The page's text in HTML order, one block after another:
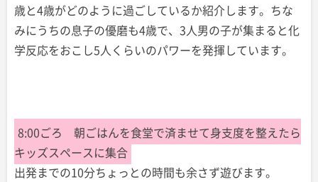
歳と4歳がどのように過ごしているか紹介します。ちな
みにうちの息子の優磨も4歳で、3人男の子が集まると化
学反応をおこし5人くらいのパワーを発揮しています。
8:00ごろ 朝ごはんを食堂で済ませて身支度を整えたら
キッズスペースに集合
出発までの10分ちょっとの時間も余さず遊びます。